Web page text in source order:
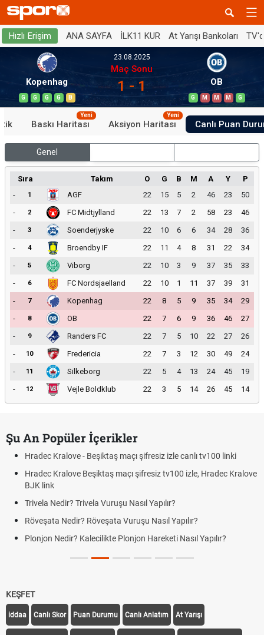
Hızlı Erişim ANA SAYFA İLK11 KUR At Yarışı Bankoları
Kopenhag
G G G G B
23.08.2025
Maç Sonu
1 - 1 OB
G M M M G
Baskı Haritası
Yeni
Aksiyon Haritası
Yeni
Canlı Puan
Genel
Sıra Takım O G B M A Y
P
-
1 AGF 22 15 5 2 46 23
50
-
2 FC Midtjylland 22 13 7 2 58 23
46
-
3 Soenderjyske 22 10 6 6 34 28
36
-
4 Broendby IF 22 11 4 8 31 22
34
-
5 Viborg 22 10 3 9 37 35
33
-
6 FC Nordsjaelland 22 10 1 11 37 39
31
-
7 Kopenhag 22 8 5 9 35 34
29
-
8 OB 22 7 6 9 36 46
27
-
9 Randers FC 22 7 5 10 22 27
26
-
10 Fredericia 22 7 3 12 30 49
24
-
11 Silkeborg 22 5 4 13 24 45
19
-
12 Vejle Boldklub 22 3 5 14 26 45 14
Şu An Popüler İçerikler
Hradec Kralove - Beşiktaş maçı şifresiz izle canlı tv100 linki
Hradec Kralove Beşiktaş maçı şifresiz tv100 izle, Hradec Kralove
BJK link
Trivela Nedir? Trivela Vuruşu Nasıl Yapılır?
Röveşata Nedir? Röveşata Vuruşu Nasıl Yapılır?
Plonjon Nedir? Kalecilikte Plonjon Hareketi Nasıl Yapılır?
KEŞFET
iddaa Canlı Skor Puan Durumu Canlı Anlatım At Yarışı